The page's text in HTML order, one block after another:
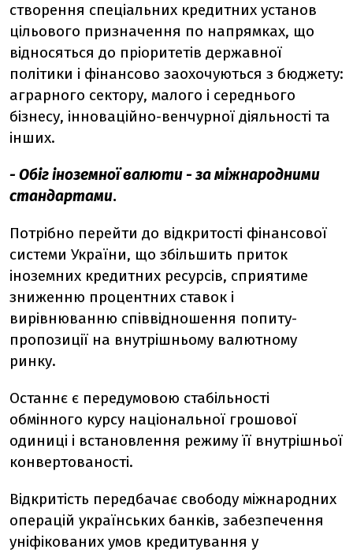
створення спеціальних кредитних установ
цільового призначення по напрямках, що
відносяться до пріоритетів державної
політики і фінансово заохочуються з бюджету:
аграрного сектору, малого і середнього
бізнесу, інноваційно-венчурної діяльності та
інших.
- Обіг іноземної валюти - за міжнародними
стандартами.
Потрібно перейти до відкритості фінансової
системи України, що збільшить приток
іноземних кредитних ресурсів, сприятиме
зниженню процентних ставок і
вирівнюванню співвідношення попиту-
пропозиції на внутрішньому валютному
ринку.
Останнє є передумовою стабільності
обмінного курсу національної грошової
одиниці і встановлення режиму її внутрішньої
конвертованості.
Відкритість передбачає свободу міжнародних
операцій українських банків, забезпечення
уніфікованих умов кредитування у